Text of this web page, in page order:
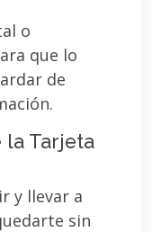
o
que lo
de
la Tarjeta
y llevar a
sin